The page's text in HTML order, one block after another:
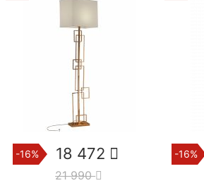
-16% 18 472
21 990
-16%